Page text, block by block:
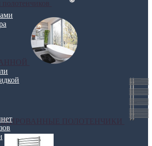
ПОЛОТЕНЧИКИ